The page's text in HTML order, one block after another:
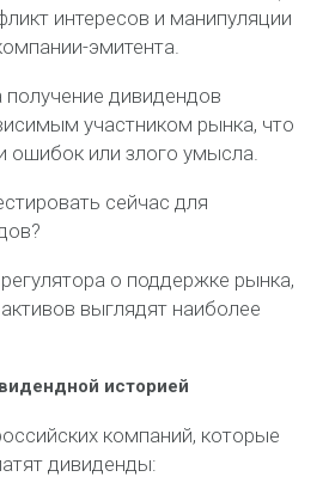
интересов и манипуляции
эмитента.
получение дивидендов
участником рынка, что
ошибок или злого умысла.
сейчас для
о поддержке рынка,
выглядят наиболее
историей
компаний, которые
дивиденды: